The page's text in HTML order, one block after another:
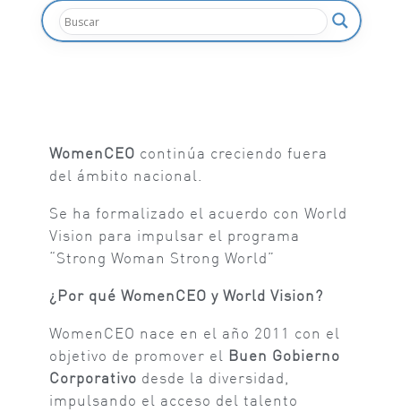
WomenCEO continúa creciendo fuera
del ámbito nacional.
Se ha formalizado el acuerdo con World
Vision para impulsar el programa
“Strong Woman Strong World”
¿Por qué WomenCEO y World Vision?
WomenCEO nace en el año 2011 con el
objetivo de promover el Buen Gobierno
Corporativo desde la diversidad,
impulsando el acceso del talento